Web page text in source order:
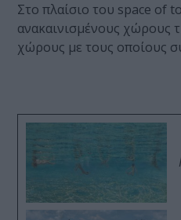
Στο πλαίσιο του space of
ανακαινισμένους χώρους
χώρους με τους οποίους